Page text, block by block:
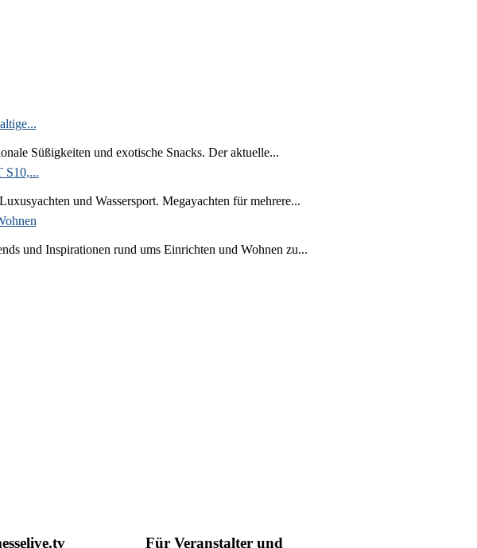
Süßigkeiten und exotische Snacks. Der aktuelle...
S10,...
und Wassersport. Megayachten für mehrere...
und Inspirationen rund ums Einrichten und Wohnen zu...
Für Veranstalter und